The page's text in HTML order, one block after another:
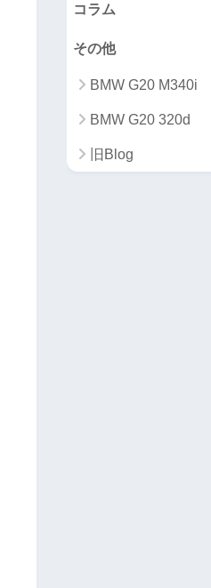
コラム
その他
BMW G20 M340i
BMW G20 320d
旧Blog